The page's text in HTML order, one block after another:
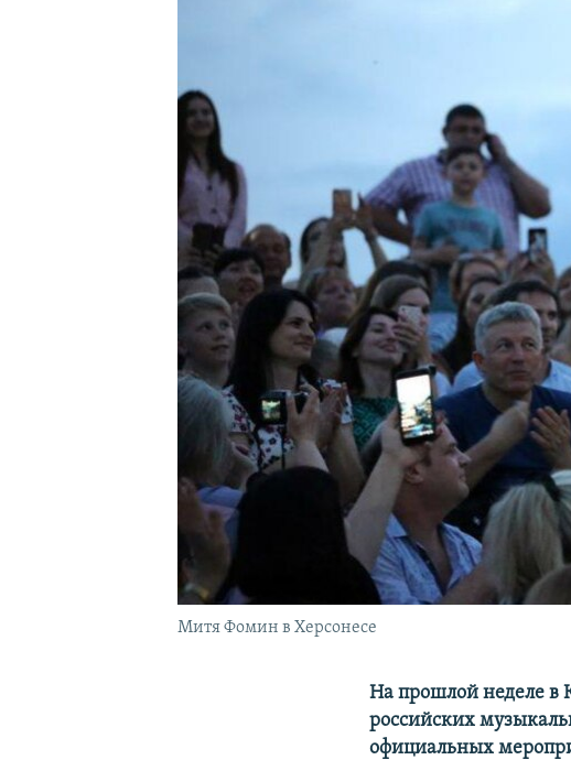
УКРАИНСКАЯ ПРОБЛЕМА КРЫМА
Митя Фомин в Херсонесе
На прошлой неделе в
российских
официальных